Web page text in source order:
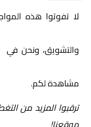
لا تفوتوا هذه
والتشويق، ونحن في
مشاهدة لكم.
ترقبوا المزيد من